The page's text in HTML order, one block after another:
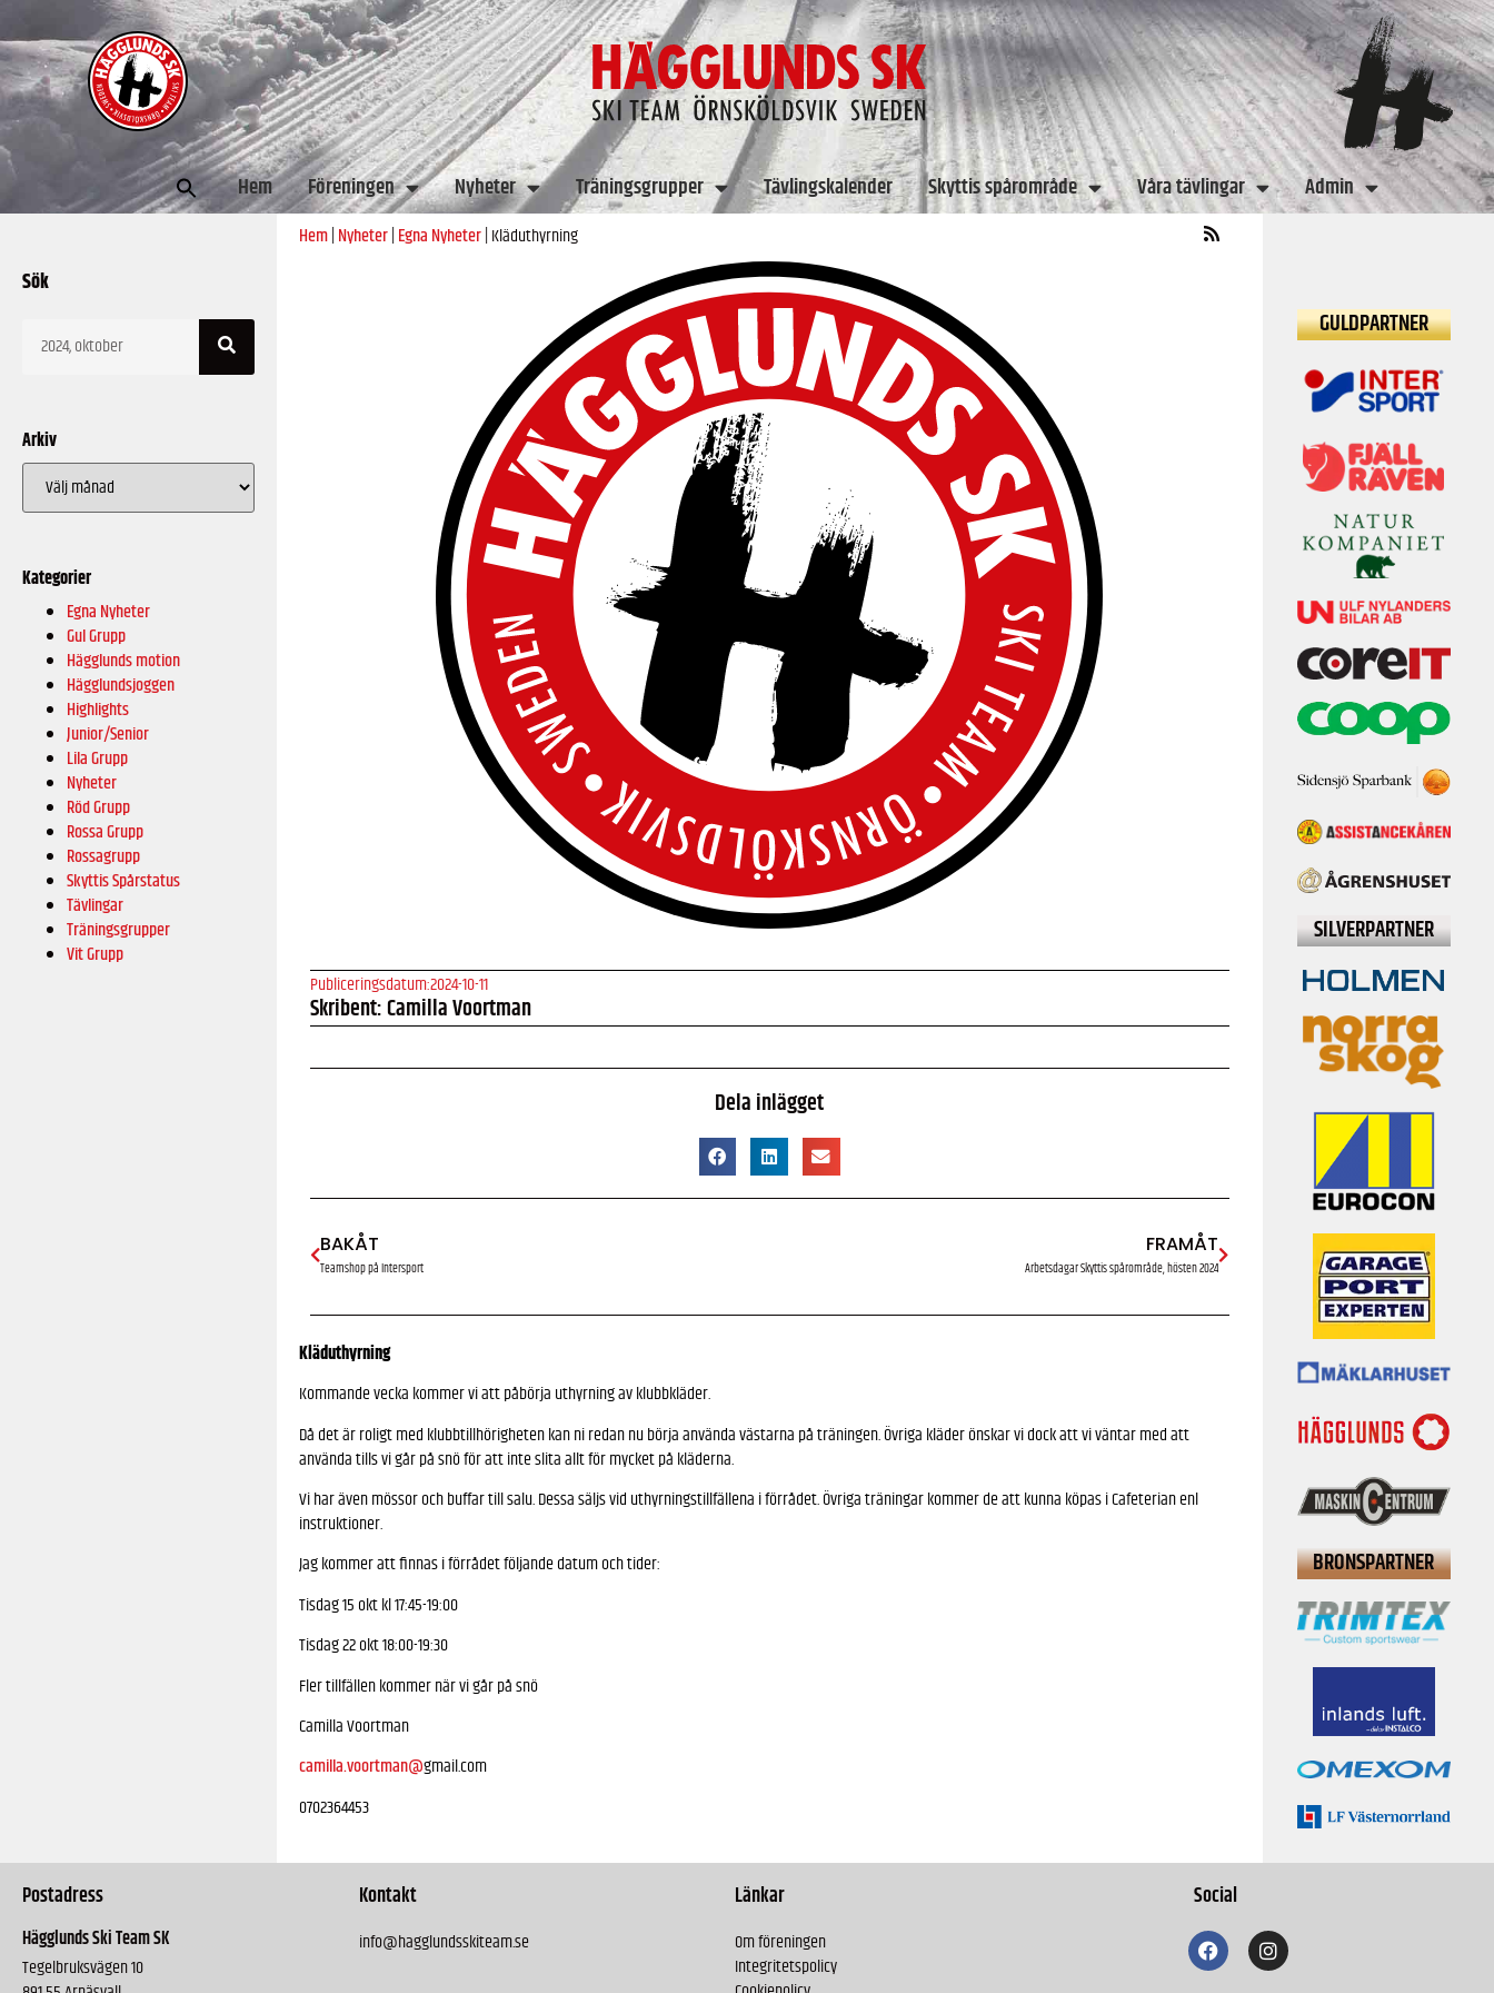
Sök
efter: Hem Föreningen Nyheter Träningsgrupper Tävlingskalender Skyttis spårområde Våra tävlingar Admin
Sök
Arkiv
Kategorier
Egna Nyheter
Gul Grupp
Hägglunds motion
Hägglundsjoggen
Highlights
Junior/Senior
Lila Grupp
Nyheter
Röd Grupp
Rossa Grupp
Rossagrupp
Skyttis Spårstatus
Tävlingar
Träningsgrupper
Vit Grupp
Hem|Nyheter|Egna Nyheter|Kläduthyrning
Publiceringsdatum:2024-10-11
Skribent: Camilla Voortman
Dela inlägget
BAKÅT
Teamshop på Intersport
FRAMÅT
Arbetsdagar Skyttis spårområde, hösten 2024
Kläduthyrning
Kommande vecka kommer vi att påbörja uthyrning av klubbkläder.
Då det är roligt med klubbtillhörigheten kan ni redan nu börja använda västarna på träningen. Övriga kläder önskar vi dock att vi väntar med att
använda tills vi går på snö för att inte slita allt för mycket på kläderna.
Vi har även mössor och buffar till salu. Dessa säljs vid uthyrningstillfällena i förrådet. Övriga träningar kommer de att kunna köpas i Cafeterian enl
instruktioner.
Jag kommer att finnas i förrådet följande datum och tider:
Tisdag 15 okt kl 17:45-19:00
Tisdag 22 okt 18:00-19:30
Fler tillfällen kommer när vi går på snö
Camilla Voortman
camilla.voortman@gmail.com
0702364453
GULDPARTNER
SILVERPARTNER
BRONSPARTNER
Postadress
Hägglunds Ski Team SK
Tegelbruksvägen 10
Kontakt
info@hagglundsskiteam.se
Länkar
Om föreningen
Integritetspolicy
Social